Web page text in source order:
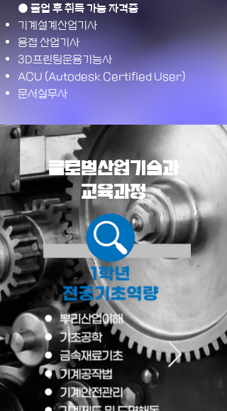
● 졸업 후 취득 가능 자격증
기계설계산업기사
용접 산업기사
3D프린팅운용기능사
ACU (Autodesk Certified User)
문서실무사
글로벌산업기술과
교육과정